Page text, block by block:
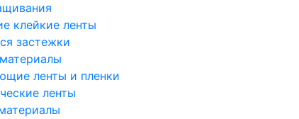
клейкие ленты
застежки
ленты и пленки
ленты